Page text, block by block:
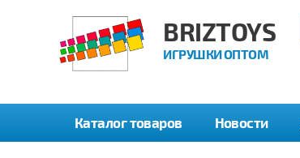
BRIZTOYS
ИГРУШКИ ОПТОМ
Каталог товаров Новости